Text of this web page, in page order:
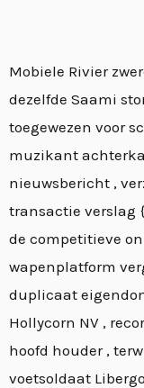
Mobiele Rivier
dezelfde Saami
toegewezen voor
muzikant
nieuwsbericht ,
transactie verslag
de competitieve
wapenplatform
duplicaat
Hollycorn NV ,
hoofd houder ,
voetsoldaat